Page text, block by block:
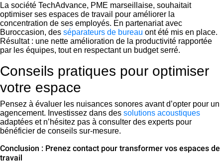
La société TechAdvance, PME marseillaise, souhaitait
optimiser ses espaces de travail pour améliorer la
concentration de ses employés. En partenariat avec
Buroccasion, des séparateurs de bureau ont été mis en place.
Résultat : une nette amélioration de la productivité rapportée
par les équipes, tout en respectant un budget serré.
Conseils pratiques pour optimiser
votre espace
Pensez à évaluer les nuisances sonores avant d’opter pour un
agencement. Investissez dans des solutions acoustiques
adaptées et n’hésitez pas à consulter des experts pour
bénéficier de conseils sur-mesure.
Conclusion : Prenez contact pour transformer vos espaces de
travail